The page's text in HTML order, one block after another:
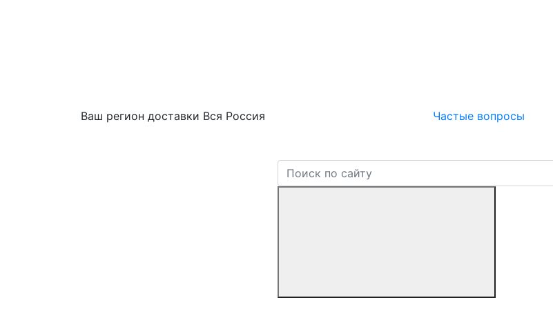
Ваш регион доставки Вся Россия Частые вопросы